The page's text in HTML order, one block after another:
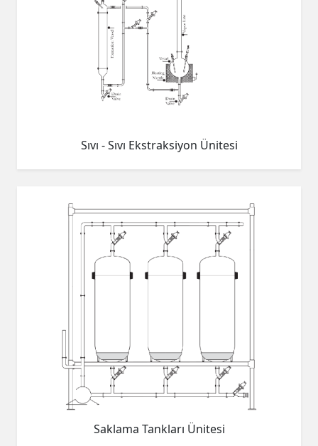
Sıvı - Sıvı Ekstraksiyon Ünitesi
Saklama Tankları Ünitesi